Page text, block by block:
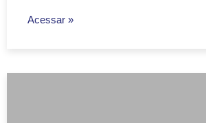
Acessar »